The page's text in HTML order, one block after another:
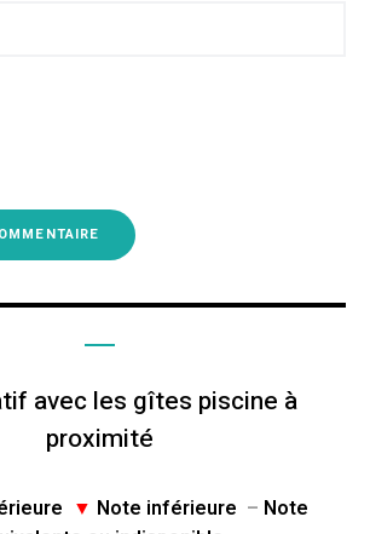
avec les gîtes piscine à
proximité
▼ Note inférieure – Note